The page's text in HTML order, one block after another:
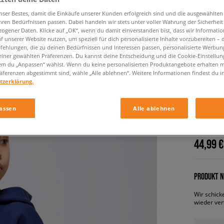
NIKE
BOY
kinder,
44,99 €
PRODUKT
Wir
wieder
Bestes, damit die Einkäufe unserer Kunden erfolgreich sind und die
Bedürfnissen passen. Dabei handeln wir stets unter voller Wahrung der
Daten. Klicke auf „OK“, wenn du damit einverstanden bist, dass wir
unserer Website nutzen, um speziell für dich personalisierte Inhalte vorzubereiten –
die zu deinen Bedürfnissen und Interessen passen, personalisierte
gewählten Präferenzen. Du kannst deine Entscheidung und die Cookie-
du „Anpassen“ wählst. Wenn du keine personalisierten Produktangebote erhalten
abgestimmt sind, wähle „Alle ablehnen“. Weitere Informationen findest du
Alle ablehnen